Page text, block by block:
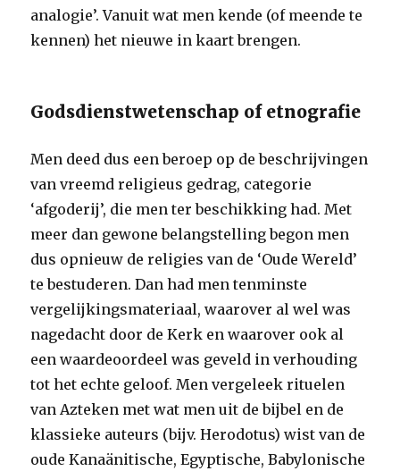
analogie’. Vanuit wat men kende (of meende te
kennen) het nieuwe in kaart brengen.
Godsdienstwetenschap of etnografie
Men deed dus een beroep op de beschrijvingen
van vreemd religieus gedrag, categorie
‘afgoderij’, die men ter beschikking had. Met
meer dan gewone belangstelling begon men
dus opnieuw de religies van de ‘Oude Wereld’
te bestuderen. Dan had men tenminste
vergelijkingsmateriaal, waarover al wel was
nagedacht door de Kerk en waarover ook al
een waardeoordeel was geveld in verhouding
tot het echte geloof. Men vergeleek rituelen
van Azteken met wat men uit de bijbel en de
klassieke auteurs (bijv. Herodotus) wist van de
oude Kanaänitische, Egyptische, Babylonische